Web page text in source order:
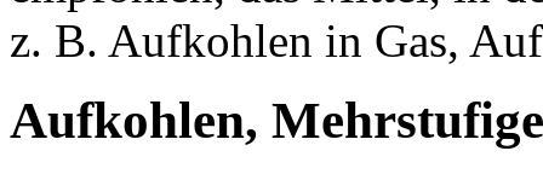
z. B. Aufkohlen in Gas,
Aufkohlen,